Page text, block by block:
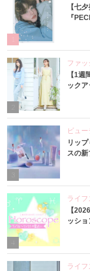
【七
『
ファッ
【1
ック
3
ビュ
リッ
スの
4
ライ
【
ッシ
ライ